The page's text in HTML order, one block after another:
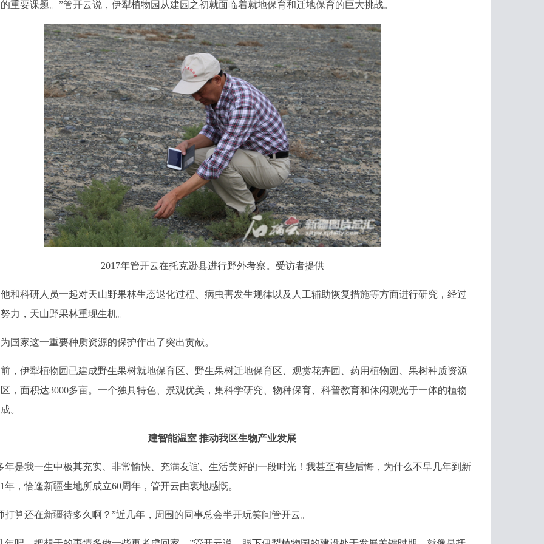
重要课题。”管开云说，伊犁植物园从建园之初就面临着就地保育和迁地保育的巨大挑战。
2017年管开云在托克逊县进行野外考察。受访者提供
研人员一起对天山野果林生态退化过程、病虫害发生规律以及人工辅助恢复措施等方面进行研究，经过
力，天山野果林重现生机。
家这一重要种质资源的保护作出了突出贡献。
犁植物园已建成野生果树就地保育区、野生果树迁地保育区、观赏花卉园、药用植物园、果树种质资源
，面积达3000多亩。一个独具特色、景观优美，集科学研究、物种保育、科普教育和休闲观光于一体的植物
。
建智能温室 推动我区生物产业发展
我一生中极其充实、非常愉快、充满友谊、生活美好的一段时光！我甚至有些后悔，为什么不早几年到新
年，恰逢新疆生地所成立60周年，管开云由衷地感慨。
还在新疆待多久啊？”近几年，周围的同事总会半开玩笑问管开云。